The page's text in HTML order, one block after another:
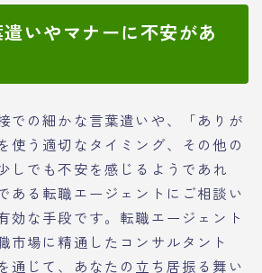
いやマナーに不安があ
での細かな言葉遣いや、「ありが
使う適切なタイミング、その他の
しでも不安を感じるようであれ
ある転職エージェントにご相談い
効な手段です。転職エージェント
市場に精通したコンサルタント
通じて、あなたの立ち居振る舞い